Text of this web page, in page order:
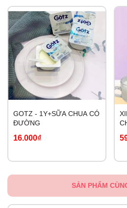
GOTZ - 1Y+SỮA CHUA CÓ
ĐƯỜNG
16.000₫
SẢN PHẨM